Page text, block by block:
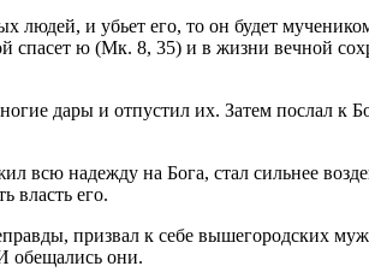
людей, и убьет его, то он будет
ю (Мк. 8, 35) и в жизни вечной
дары и отпустил их. Затем послал к
всю надежду на Бога, стал сильнее
власть его.
призвал к себе вышегородских
обещались они.